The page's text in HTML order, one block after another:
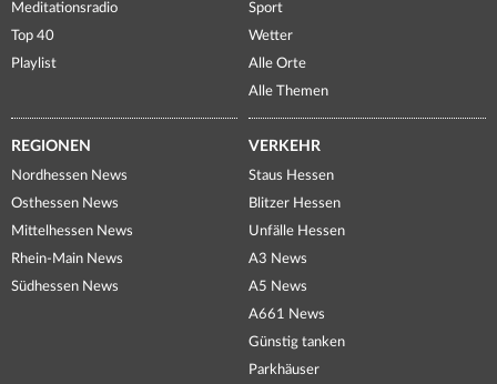
Meditationsradio
Top 40
Playlist
Sport
Wetter
Alle Orte
Alle Themen
REGIONEN
Nordhessen News
Osthessen News
Mittelhessen News
Rhein-Main News
Südhessen News
VERKEHR
Staus Hessen
Blitzer Hessen
Unfälle Hessen
A3 News
A5 News
A661 News
Günstig tanken
Parkhäuser